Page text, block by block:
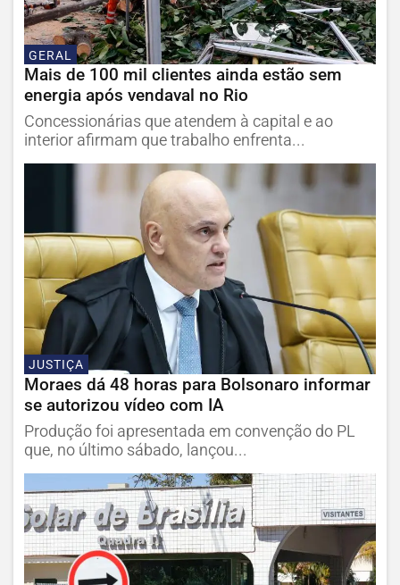
GERAL
Mais de 100 mil clientes ainda estão sem
energia após vendaval no Rio
Concessionárias que atendem à capital e ao
interior afirmam que trabalho enfrenta...
JUSTIÇA
Moraes dá 48 horas para Bolsonaro informar
se autorizou vídeo com IA
Produção foi apresentada em convenção do PL
que, no último sábado, lançou...